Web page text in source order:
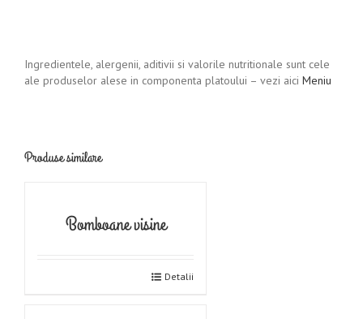
Ingredientele, alergenii, aditivii si valorile nutritionale sunt cele
ale produselor alese in componenta platoului – vezi aici Meniu
Produse similare
Bomboane visine
Detalii